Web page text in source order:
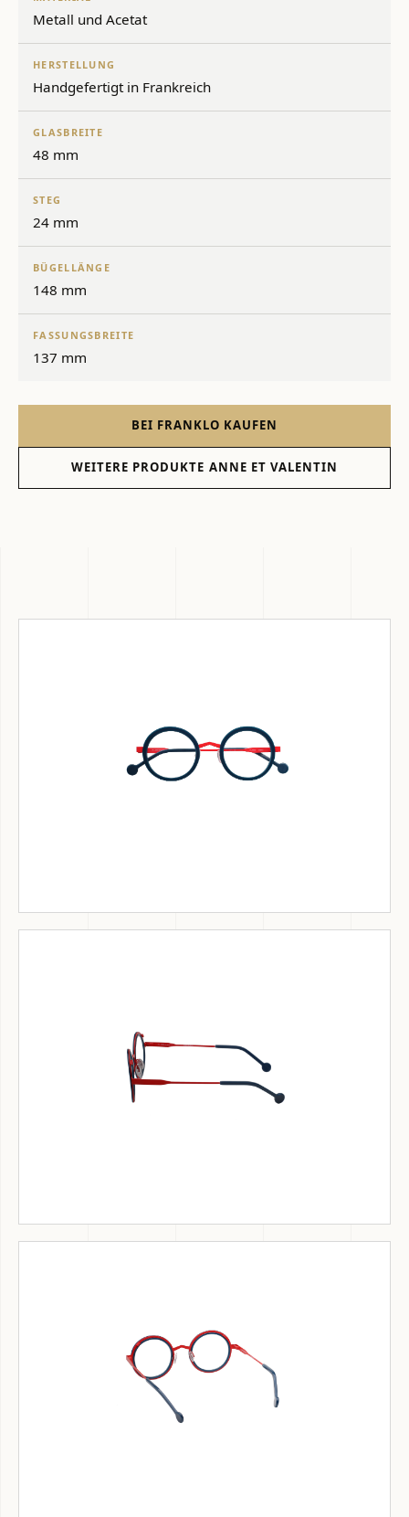
Metall und Acetat
HERSTELLUNG
Handgefertigt in Frankreich
GLASBREITE
48 mm
STEG
24 mm
BÜGELLÄNGE
148 mm
FASSUNGSBREITE
137 mm
BEI FRANKLO KAUFEN
WEITERE PRODUKTE ANNE ET VALENTIN